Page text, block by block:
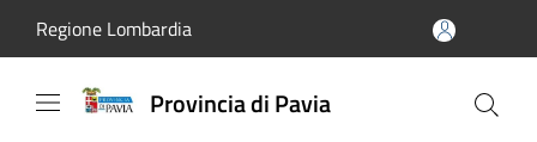
Regione Lombardia
Provincia di Pavia